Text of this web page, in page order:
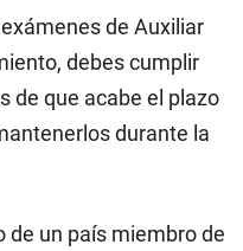
de Auxiliar
debes cumplir
de que acabe el plazo
durante la
de un país miembro de